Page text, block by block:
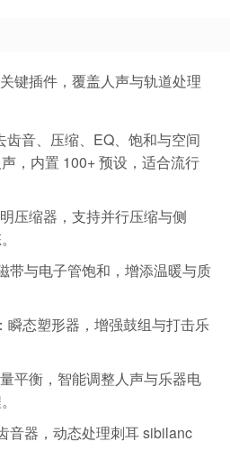
键插件，覆盖人声与轨道处理
齿音、压缩、EQ、饱和与空间
，内置 100+ 预设，适合流行
明压缩器，支持并行压缩与侧
带与电子管饱和，增添温暖与质
：瞬态塑形器，增强鼓组与打击乐
平衡，智能调整人声与乐器电
音器，动态处理刺耳 sibilanc